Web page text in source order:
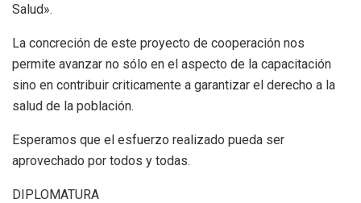
Salud».
La concreción de este proyecto de cooperación nos
permite avanzar no sólo en el aspecto de la capacitación
sino en contribuir criticamente a garantizar el derecho a la
salud de la población.
Esperamos que el esfuerzo realizado pueda ser
aprovechado por todos y todas.
DIPLOMATURA